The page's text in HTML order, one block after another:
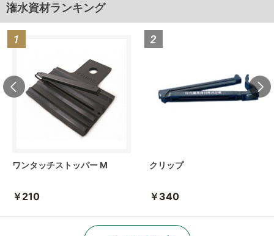
潅水資材ランキング
ワンタッチストッパー M
￥210
クリップ
￥340